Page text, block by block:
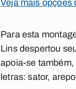
Veja mais opções
Para esta
Lins despertou
apoia-se
letras: sator,